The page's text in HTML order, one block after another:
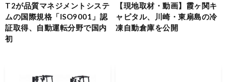
T2が品質マネジメントシステ
ムの国際規格「ISO9001」認
証取得、自動運転分野で国内
初
【現地取材・動画】霞ヶ関キ
ャピタル、川崎・東扇島の冷
凍自動倉庫を公開